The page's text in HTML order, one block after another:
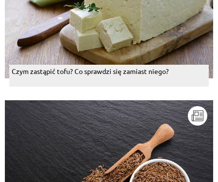
Czym zastąpić tofu? Co sprawdzi się zamiast niego?